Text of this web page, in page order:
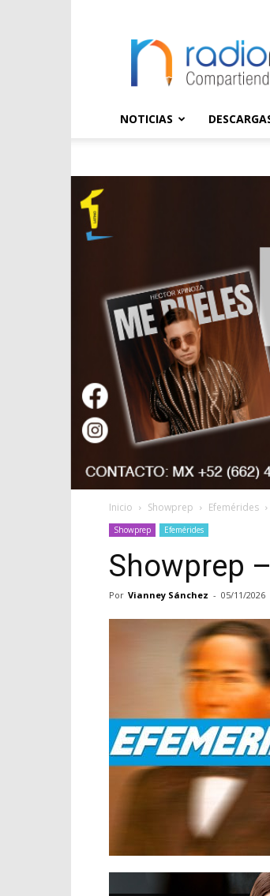
NOTICIAS
Inicio Showprep Efemérides
Showprep Efemérides
Showprep
Por Vianney Sánchez - 05/11/2026